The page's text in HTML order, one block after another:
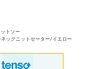
トソー
ネックニットセーター/イエロー